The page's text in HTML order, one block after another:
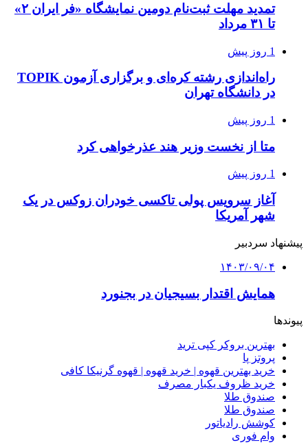
تمدید مهلت ثبت‌نام دومین نمایشگاه «فر ایران ۲»
تا ۳۱ مرداد
1 روز پیش
راه‌اندازی رشته کره‌ای و برگزاری آزمون TOPIK
در دانشگاه تهران
1 روز پیش
متا از نخست وزیر هند عذرخواهی کرد
1 روز پیش
آغاز سرویس پولی تاکسی خودران زوکس در یک
شهر آمریکا
پیشنهاد سردبیر
۱۴۰۳/۰۹/۰۴
همایش اقتدار بسیجیان در بجنورد
پیوندها
بهترین بروکر کپی ترید
پروتز پا
خرید بهترین قهوه | خرید قهوه | قهوه گرنیکا کافی
خرید ظروف یکبار مصرف
صندوق طلا
صندوق طلا
کوشش رادیاتور
وام فوری